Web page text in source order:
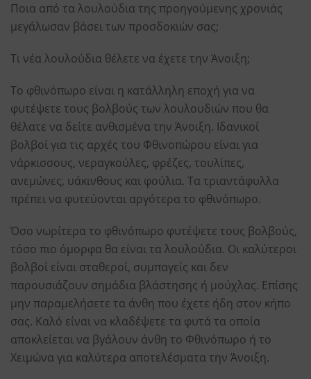
Ποια από τα λουλούδια της προηγούμενης χρονιάς
μεγάλωσαν βάσει των προσδοκιών σας;
Τι νέα λουλούδια θέλετε να έχετε την Άνοιξη;
Το φθινόπωρο είναι η κατάλληλη εποχή για να
φυτέψετε τους βολβούς των λουλουδιών που θα
θέλατε να δείτε ανθισμένα την Άνοιξη. Ιδανικοί
βολβοί για τις αρχές του Φθινοπώρου είναι για
νάρκισσους, νεραγκούλες, φρέζες, τουλίπες,
ανεμώνες, υάκινθους και φούλια. Τα τριαντάφυλλα
πρέπει να φυτεύονται αργότερα το φθινόπωρο.
Όσο νωρίτερα το φθινόπωρο φυτέψετε τους βολβούς,
τόσο πιο όμορφα θα είναι τα λουλούδια. Οι καλύτεροι
βολβοί είναι σταθεροί, συμπαγείς και δεν
παρουσιάζουν σημάδια βλάστησης ή μούχλας. Επίσης
μην παραμελήσετε τα άνθη που έχετε ήδη στον κήπο
σας. Καλό είναι να κλαδέψετε τα φυτά τα οποία
αποκλείεται να βγάλουν άνθη το Φθινόπωρο ή το
Χειμώνα για καλύτερα αποτελέσματα την Άνοιξη.